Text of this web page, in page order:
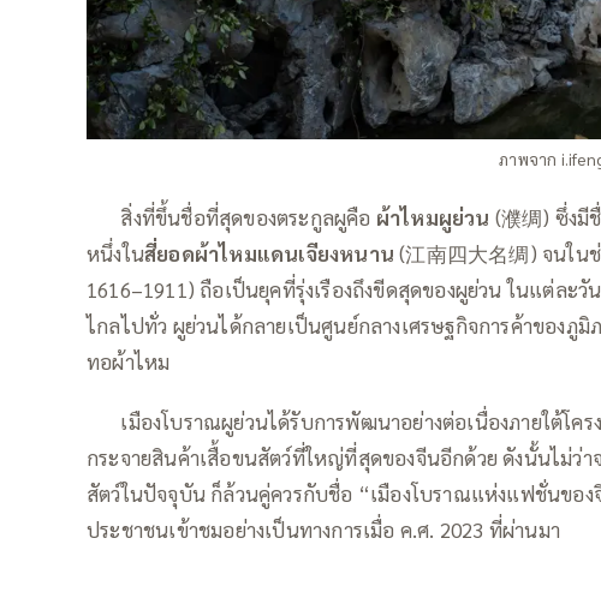
ภาพจาก
สิ่งที่ขึ้นชื่อที่สุดของตระกูลผูคือ ผ้าไหมผูย่วน (濮绸) ซึ่งมี
หนึ่งในสี่ยอดผ้าไหมแดนเจียงหนาน (江南四大名绸) จนในช่
1616–1911) ถือเป็นยุคที่รุ่งเรืองถึงขีดสุดของผูย่วน ในแต่ละ
ไกลไปทั่ว ผูย่วนได้กลายเป็นศูนย์กลางเศรษฐกิจการค้าของภู
ทอผ้าไหม
เมืองโบราณผูย่วนได้รับการพัฒนาอย่างต่อเนื่องภายใต้โค
กระจายสินค้าเสื้อขนสัตว์ที่ใหญ่ที่สุดของจีนอีกด้วย ดังนั้นไม่ว่
สัตว์ในปัจจุบัน ก็ล้วนคู่ควรกับชื่อ “เมืองโบราณแห่งแฟชั่นของ
ประชาชนเข้าชมอย่างเป็นทางการเมื่อ ค.ศ. 2023 ที่ผ่านมา